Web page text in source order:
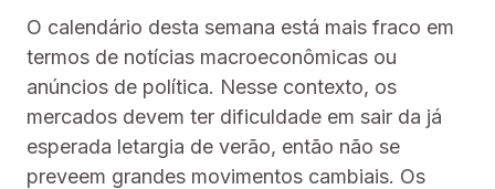
O calendário desta semana está mais fraco em
termos de notícias macroeconômicas ou
anúncios de política. Nesse contexto, os
mercados devem ter dificuldade em sair da já
esperada letargia de verão, então não se
preveem grandes movimentos cambiais. Os